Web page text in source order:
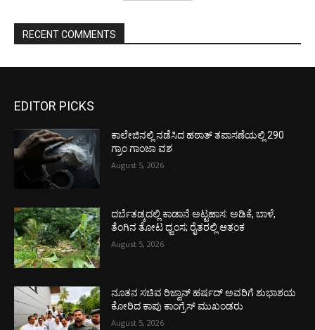
RECENT COMMENTS
EDITOR PICKS
ಕಾಲೇಜಿನಲ್ಲಿ ನಡೆಸಿದ ಹಠಾತ್ ತಪಾಸಣೆಯಲ್ಲಿ 290
ಗ್ರಾಂ ಗಾಂಜಾ ವಶ
August 5, 2026
ದರ್ಬೆತಡ್ಕದಲ್ಲಿ ಕಾಡಾನೆ ಅಟ್ಟಹಾಸ: ಅಡಿಕೆ, ಬಾಳೆ,
ತೆಂಗಿನ ತೋಟ ಧ್ವಂಸ; ರೈತರಲ್ಲಿ ಆತಂಕ
August 5, 2026
ನೂತನ ಸಚಿವ ರಿಜ್ವಾನ್ ಹರ್ಷದ್ ಅವರಿಗೆ ಶುಭಾಶಯ
ಕೋರಿದ ಕಾಪು ಕಾಂಗ್ರೆಸ್ ಮುಖಂಡರು
August 5, 2026